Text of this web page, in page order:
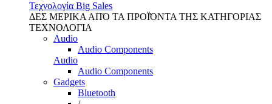
Τεχνολογία Big Sales
ΔΕΣ ΜΕΡΙΚΑ ΑΠΌ ΤΑ ΠΡΟΪΌΝΤΑ ΤΗΣ ΚΑΤΗΓΟΡΙΑΣ
ΤΕΧΝΟΛΟΓΙΑ
Audio
Audio Components
Audio
Audio Components
Gadgets
Bluetooth